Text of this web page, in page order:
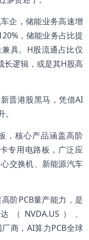
企，储能业务高速增
，储能业务占比提
具。H股流通占比仅
长逻辑，或是其H股高
晋港股黑马，凭借AI
，核心产品涵盖高阶
专用电路板，广泛应
交换机、新能源汽车
阶PCB量产能力，是
NVDA.US）、
商，AI算力PCB全球